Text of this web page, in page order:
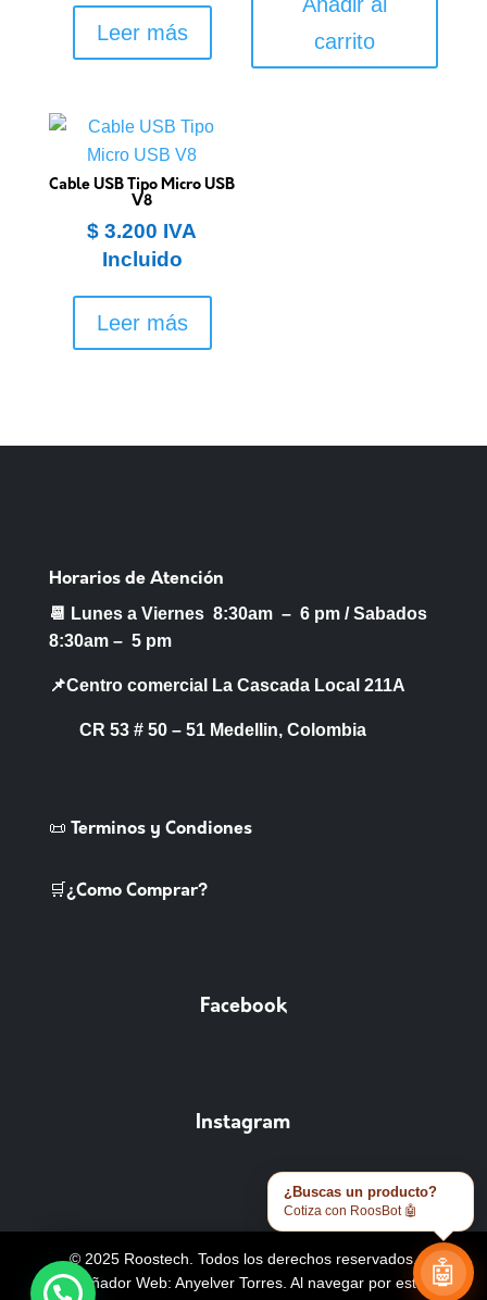
Leer más
carrito
Cable USB Tipo Micro USB
V8
$ 3.200 IVA
Incluido
Leer más
Horarios de Atención
📆 Lunes a Viernes 8:30am – 6 pm /Sabados
8:30am – 5 pm
📌Centro comercial La Cascada Local 211A
CR 53 # 50 – 51 Medellin, Colombia
📜 Terminos y Condiones
🛒¿Como Comprar?
Facebook
Instagram
© 2025 Roostech. Todos los derechos reservados.
Diseñador Web: Anyelver Torres . Al navegar por este
¿Buscas un producto?
Cotiza con RoosBot 🤖
🤖